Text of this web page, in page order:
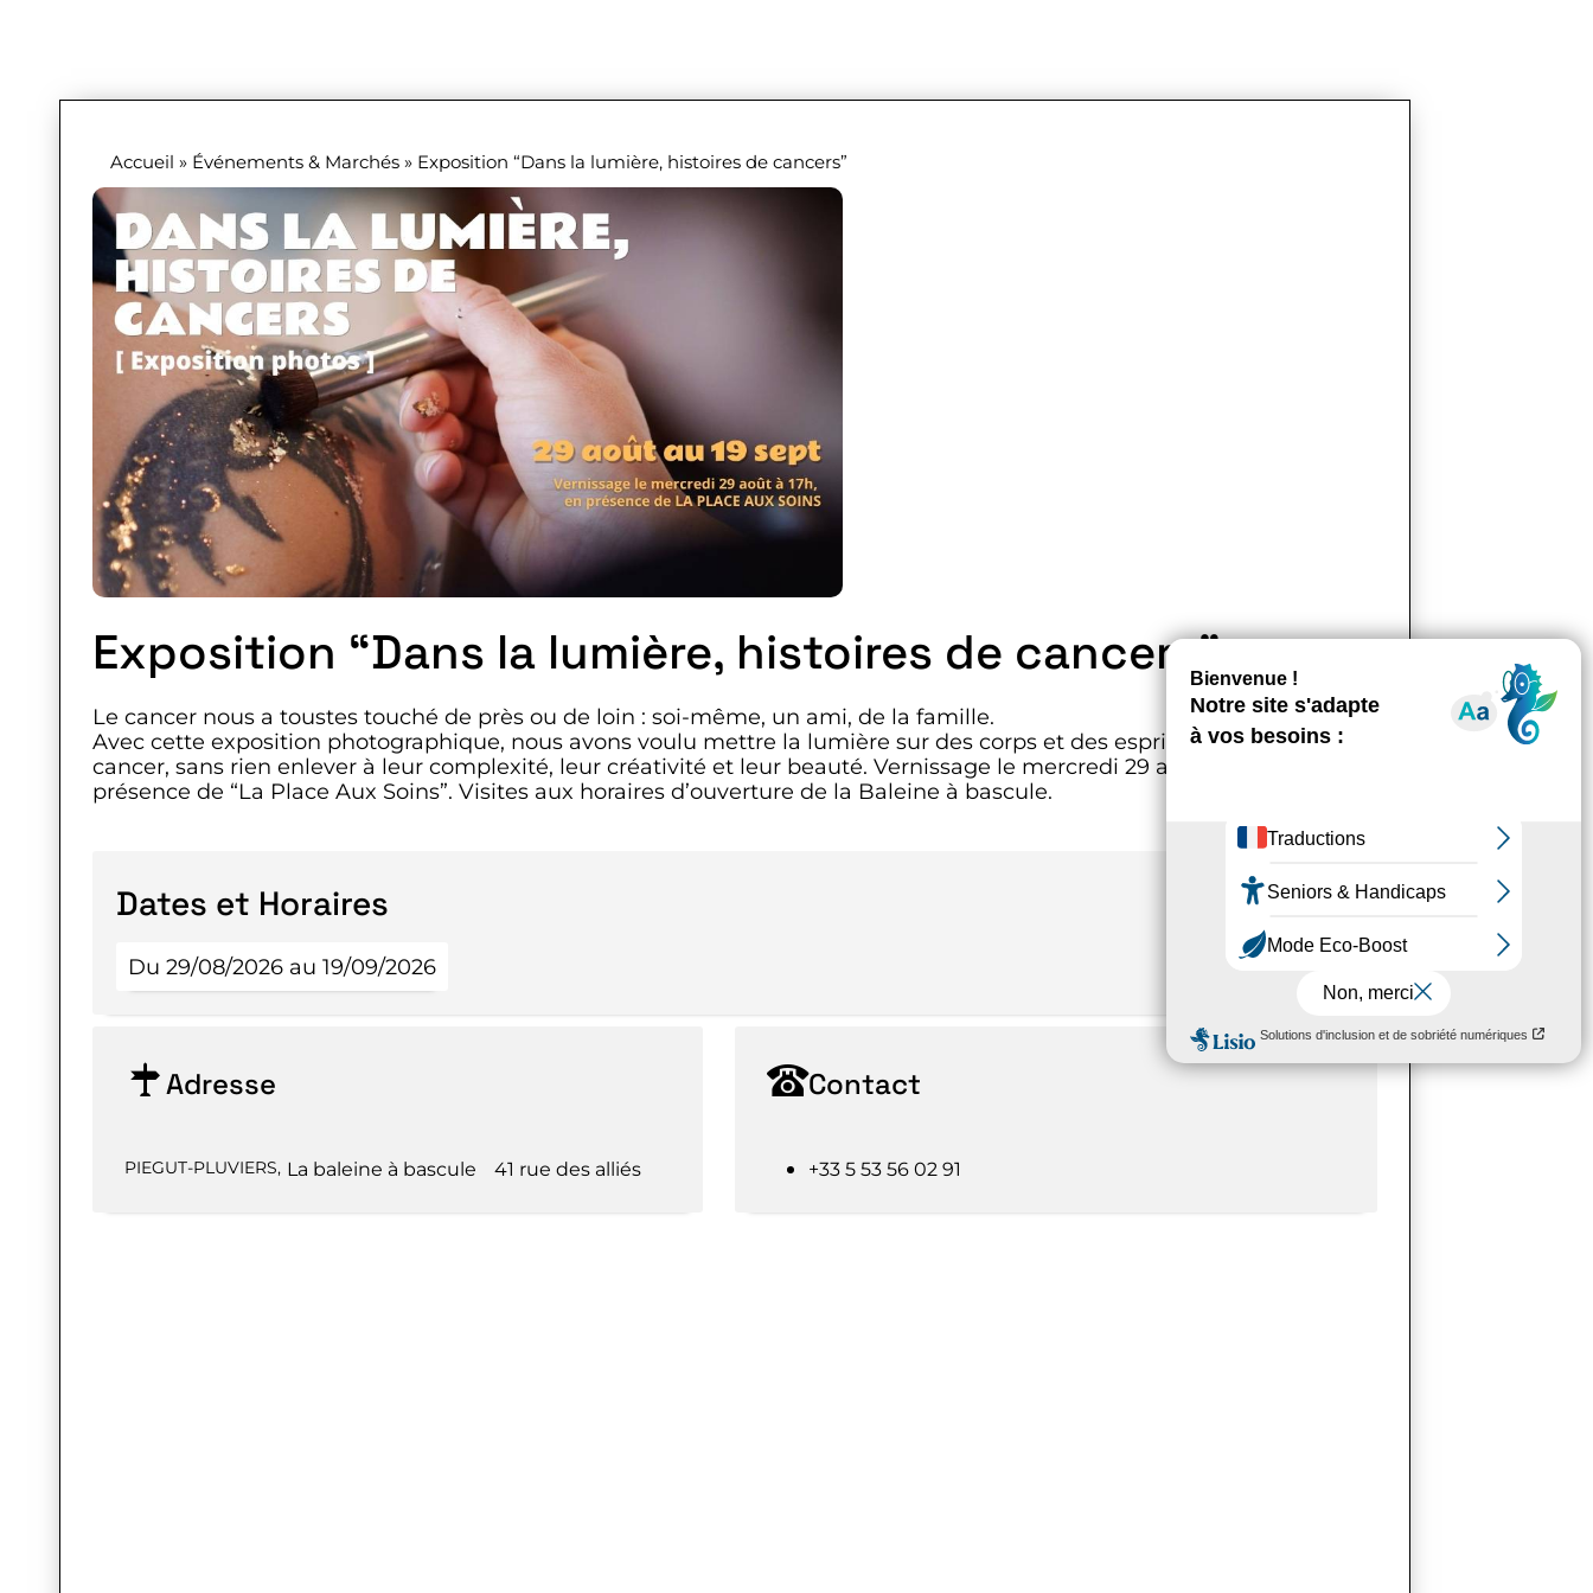
Accueil » Événements & Marchés» Exposition “Dans la lumière, histoires de cancers”
Exposition “Dans la lumière, histoires de cancers”
Le cancer nous a toustes touché de près ou de loin : soi-même, un ami, de la famille.
Avec cette exposition photographique, nous avons voulu mettre la lumière sur des corps et des esprits ayant traversé le
cancer, sans rien enlever à leur complexité, leur créativité et leur beauté. Vernissage le mercredi 29 août à 17h, en
présence de “La Place Aux Soins”. Visites aux horaires d’ouverture de la Baleine à bascule.
Dates et Horaires
Du 29/08/2026 au 19/09/2026
Adresse
PIEGUT-PLUVIERS, La baleine à bascule 41 rue des alliés
Contact
+33 5 53 56 02 91